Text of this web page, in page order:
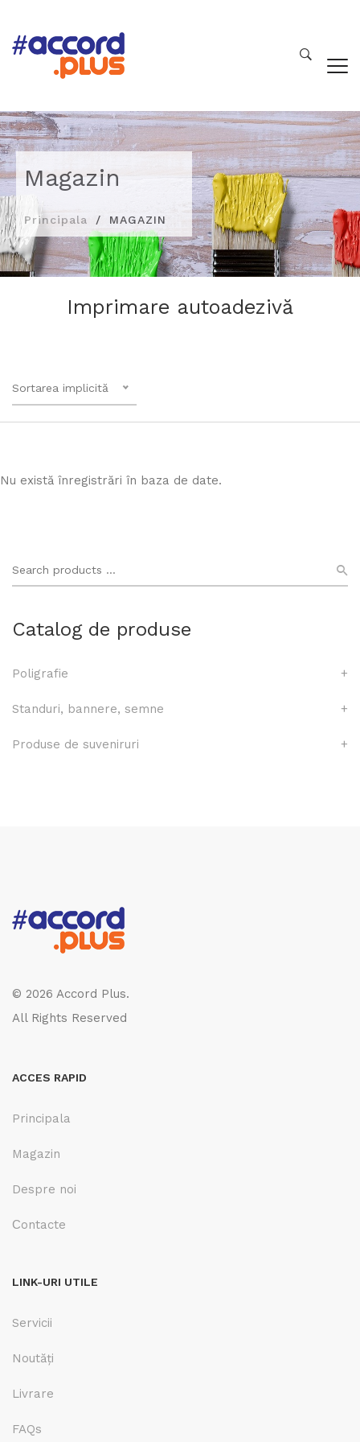
Magazin
Principala MAGAZIN
Imprimare autoadezivă
Sortarea implicită
Catalog de produse
Poligrafie +
Standuri, bannere, semne +
Produse de suveniruri +
Nu există înregistrări în baza de date.
© 2026 Accord Plus.
All Rights Reserved
ACCES RAPID
Principala
Magazin
Despre noi
Сontacte
LINK-URI UTILE
Servicii
Noutăți
Livrare
FAQs